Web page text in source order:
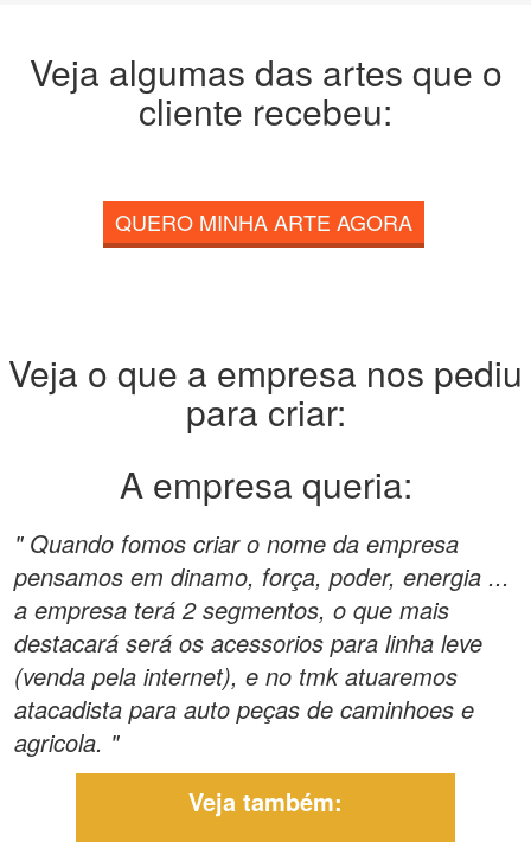
Veja algumas das artes que o
cliente recebeu:
QUERO MINHA ARTE AGORA
Veja o que a empresa nos pediu
para criar:
A empresa queria:
" Quando fomos criar o nome da empresa
pensamos em dinamo, força, poder, energia ...
a empresa terá 2 segmentos, o que mais
destacará será os acessorios para linha leve
(venda pela internet), e no tmk atuaremos
atacadista para auto peças de caminhoes e
agricola. "
Veja também: